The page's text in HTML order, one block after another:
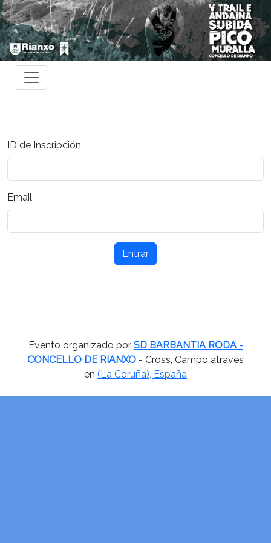
ID de Inscripción
Email
Entrar
Evento organizado por SD BARBANTIA RODA -
CONCELLO DE RIANXO - Cross, Campo através
en (La Coruña), España